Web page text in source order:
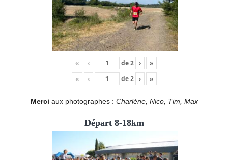
« ‹ de2 ›
»
«
‹ de2 › »
Merci aux photographes : Charlène, Nico, Tim, Max
Départ 8-18km